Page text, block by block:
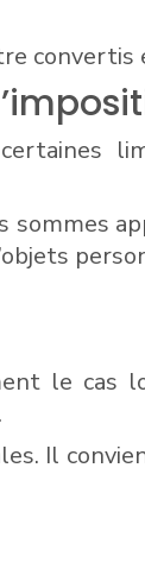
convertis
sommes
le cas
Il